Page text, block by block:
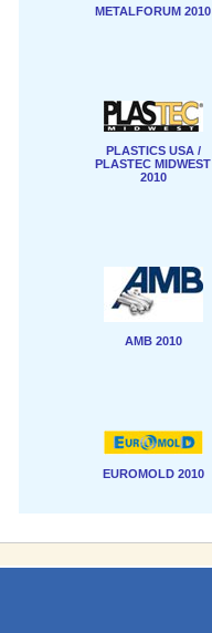
METALFORUM 2010
PLASTICS USA /
PLASTEC MIDWEST
2010
AMB 2010
EUROMOLD 2010